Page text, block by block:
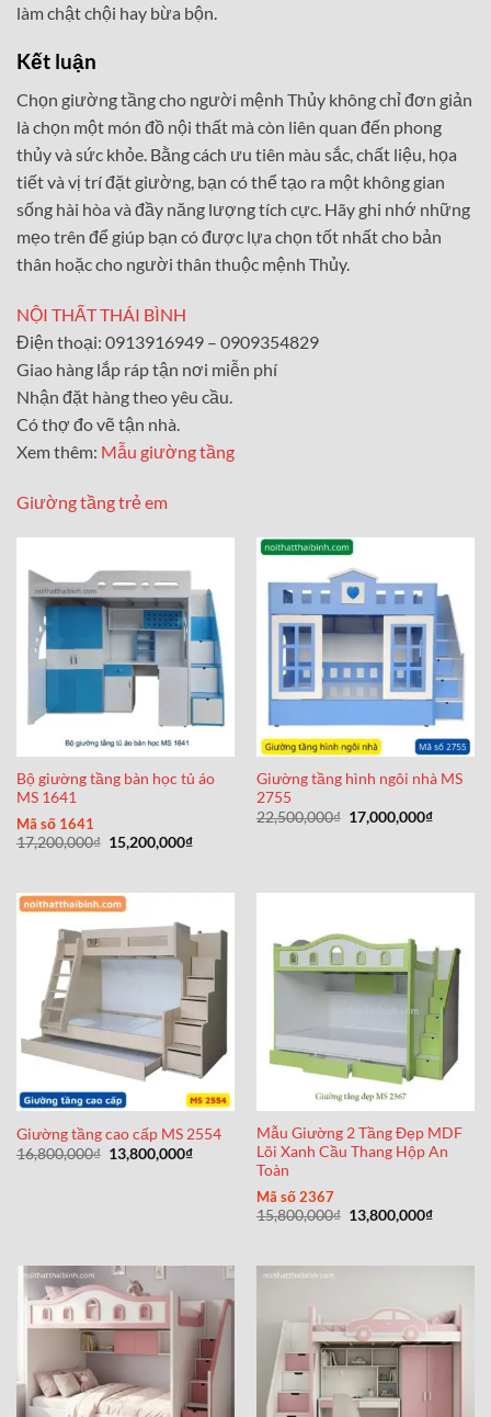
làm chật chội hay bừa bộn.
Kết luận
Chọn giường tầng cho người mệnh Thủy không chỉ đơn giản
là chọn một món đồ nội thất mà còn liên quan đến phong
thủy và sức khỏe. Bằng cách ưu tiên màu sắc, chất liệu, họa
tiết và vị trí đặt giường, bạn có thể tạo ra một không gian
sống hài hòa và đầy năng lượng tích cực. Hãy ghi nhớ những
mẹo trên để giúp bạn có được lựa chọn tốt nhất cho bản
thân hoặc cho người thân thuộc mệnh Thủy.
NỘI THẤT THÁI BÌNH
Điện thoại: 0913916949 – 0909354829
Giao hàng lắp ráp tận nơi miễn phí
Nhận đặt hàng theo yêu cầu.
Có thợ đo vẽ tận nhà.
Xem thêm: Mẫu giường tầng
Giường tầng trẻ em
Bộ giường tầng bàn học tủ áo
MS 1641
Mã số 1641
17,200,000₫ Giá
gốc
15,200,000₫Giá
15,200,000₫.
Giường tầng hình ngôi nhà MS
2755
22,500,000₫ Giá
gốc
17,000,000₫Giá
Giường tầng cao cấp MS 2554
16,800,000₫ Giá
gốc
13,800,000₫Giá
13,800,000₫.
Mẫu Giường 2 Tầng Đẹp MDF
Lõi Xanh Cầu Thang Hộp An
Toàn
Mã số 2367
15,800,000₫ Giá
gốc
13,800,000₫Giá